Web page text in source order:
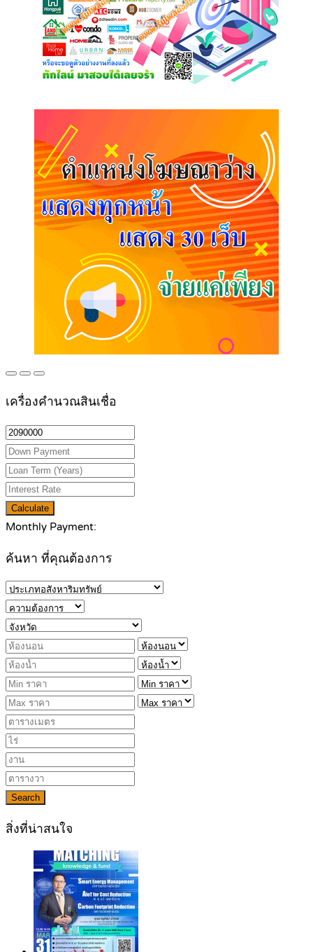
เครื่องคำนวณสินเชื่อ
Calculate
Monthly Payment:
ค้นหา ที่คุณต้องการ
Search
สิ่งที่น่าสนใจ